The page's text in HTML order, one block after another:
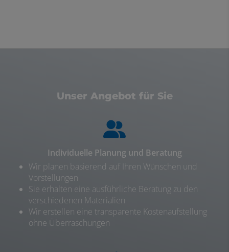
Unser Angebot für Sie
Individuelle Planung und Beratung
Wir planen basierend auf Ihren Wünschen und
Vorstellungen
Sie erhalten eine ausführliche Beratung zu den
verschiedenen Materialien
Wir erstellen eine transparente Kostenaufstellung
ohne Überraschungen